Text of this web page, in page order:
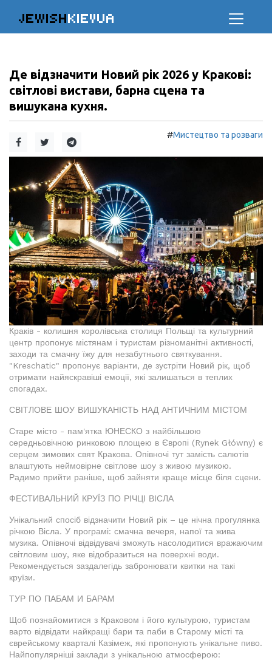
JEWISHKIEVUA
Де відзначити Новий рік 2026 у Кракові:
світлові вистави, барна сцена та
вишукана кухня.
#Мистецтво та розваги
Краків - колишня королівська столиця Польщі та культурний
центр пропонує містянам і туристам різноманітні активності,
заходи та смачну їжу для незабутнього святкування.
"Kreschatic" пропонує варіанти, де зустріти Новий рік, щоб
отримати найяскравіші емоції, які залишаться в теплих
спогадах.
СВІТЛОВЕ ШОУ ВИШУКАНІСТЬ НАД АНТИЧНИМ МІСТОМ
Старе місто - пам'ятка ЮНЕСКО з найбільшою
середньовічною ринковою площею в Європі (Rynek Główny) є
серцем зимових свят Кракова. Опівночі тут замість салютів
влаштують неймовірне світлове шоу з живою музикою.
Радимо прийти раніше, щоб зайняти краще місце біля сцени.
ФЕСТИВАЛЬНИЙ КРУЇЗ ПО РІЧЦІ ВІСЛА
Унікальний спосіб відзначити Новий рік – це нічна прогулянка
річкою Вісла. У програмі: смачна вечеря, напої та жива
музика. Опівночі відвідувачі зможуть насолодитися вражаючим
світловим шоу, яке відобразиться на поверхні води.
Рекомендується заздалегідь забронювати квитки на такі
круїзи.
ТУР ПО ПАБАМ И БАРАМ
Щоб познайомитися з Краковом і його культурою, туристам
варто відвідати найкращі бари та паби в Старому місті та
єврейському кварталі Казімеж, які пропонують унікальне пиво.
Найпопулярніші заклади з унікальною атмосферою: